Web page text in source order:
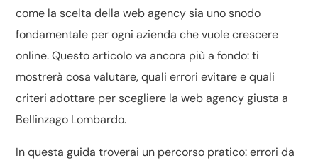
come la scelta della web agency sia uno snodo
fondamentale per ogni azienda che vuole crescere
online. Questo articolo va ancora più a fondo: ti
mostrerà cosa valutare, quali errori evitare e quali
criteri adottare per scegliere la web agency giusta a
Bellinzago Lombardo.
In questa guida troverai un percorso pratico: errori da